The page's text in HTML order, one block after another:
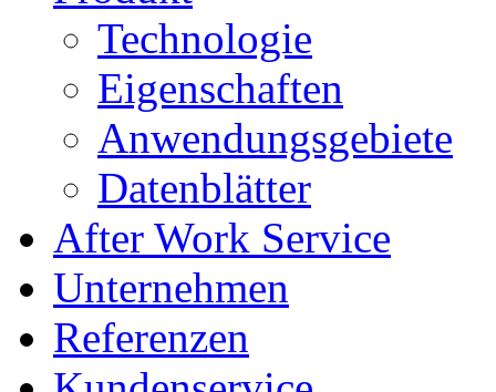
Technologie
Eigenschaften
Anwendungsgebiete
Datenblätter
After Work Service
Unternehmen
Referenzen